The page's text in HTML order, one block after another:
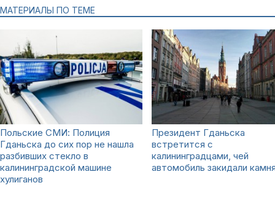
МАТЕРИАЛЫ ПО ТЕМЕ
Польские СМИ: Полиция
Гданьска до сих пор не нашла
разбивших стекло в
калининградской машине
хулиганов
Президент Гданьска
встретится с
калининградцами, чей
автомобиль закидали